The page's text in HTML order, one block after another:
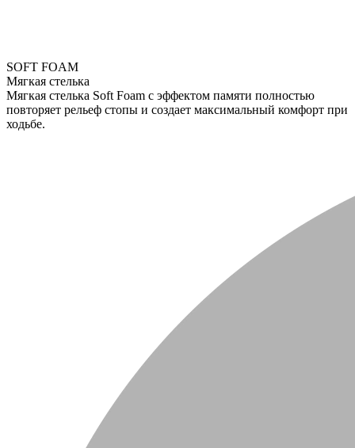
SOFT FOAM
Мягкая стелька
Мягкая стелька Soft Foam с эффектом памяти полностью
повторяет рельеф стопы и создает максимальный комфорт при
ходьбе.